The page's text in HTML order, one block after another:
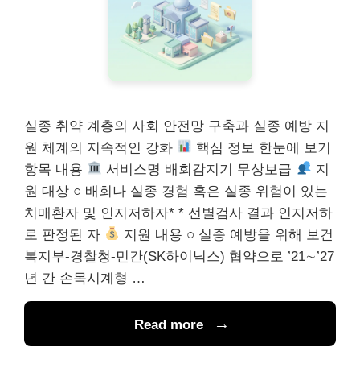
실종 취약 계층의 사회 안전망 구축과 실종 예방 지
원 체계의 지속적인 강화
핵심 정보 한눈에 보기
항목 내용
서비스명 배회감지기 무상보급
지
원 대상 ○ 배회나 실종 경험 혹은 실종 위험이 있는
치매환자 및 인지저하자* * 선별검사 결과 인지저하
로 판정된 자
지원 내용 ○ 실종 예방을 위해 보건
복지부-경찰청-민간(SK하이닉스) 협약으로 ’21∼’27
년 간 손목시계형 …
Read more